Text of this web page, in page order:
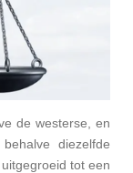
de westerse, en
diezelfde
tot een